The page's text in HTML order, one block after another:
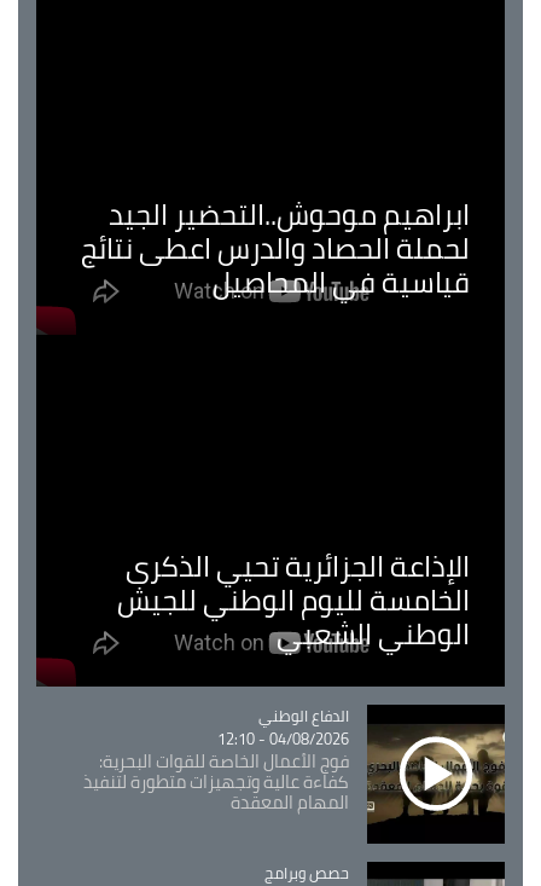
ابراهيم موحوش..التحضير الجيد
لحملة الحصاد والدرس اعطى نتائج
قياسية في المحاصيل
الإذاعة الجزائرية تحيي الذكرى
الخامسة لليوم الوطني للجيش
الوطني الشعبي
Catégorie
الدفاع الوطني
04/08/2026 - 12:10
فوج الأعمال الخاصة للقوات البحرية:
كفاءة عالية وتجهيزات متطورة لتنفيذ
المهام المعقدة
Catégorie
حصص وبرامج